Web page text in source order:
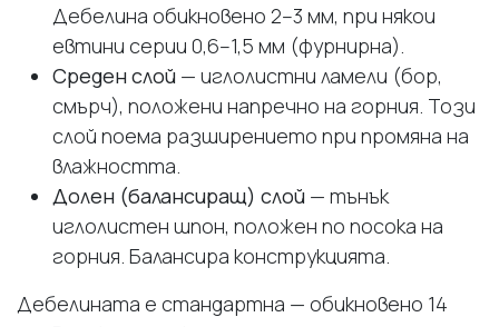
Дебелина обикновено 2–3 мм, при някои
евтини серии 0,6–1,5 мм (фурнирна).
Среден слой — иглолистни ламели (бор,
смърч), положени напречно на горния. Този
слой поема разширението при промяна на
влажността.
Долен (балансиращ) слой — тънък
иглолистен шпон, положен по посока на
горния. Балансира конструкцията.
Дебелината е стандартна — обикновено 14